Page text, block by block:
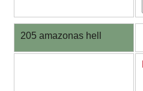
205 amazonas hell